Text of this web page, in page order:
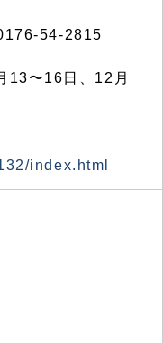
54-2815
13〜16日、12月
index.html